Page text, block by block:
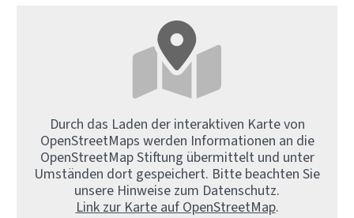
Durch das Laden der interaktiven Karte von
OpenStreetMaps werden Informationen an die
OpenStreetMap Stiftung übermittelt und unter
Umständen dort gespeichert. Bitte beachten Sie
unsere Hinweise zum Datenschutz.
Link zur Karte auf OpenStreetMap.